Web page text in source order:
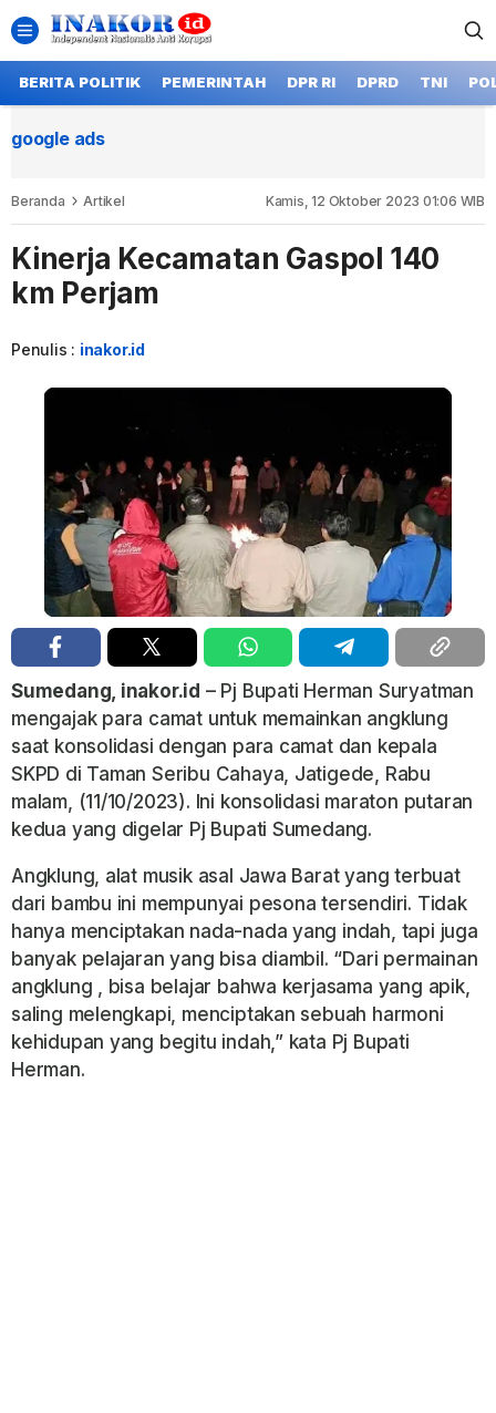
BERITA POLITIK PEMERINTAH DPR RI DPRD TNI
google ads
Beranda Artikel Kamis, 12 Oktober 2023 01:06 WIB
Kinerja Kecamatan Gaspol 140
km Perjam
Penulis : inakor.id
Sumedang, inakor.id – Pj Bupati Herman Suryatman
mengajak para camat untuk memainkan angklung
saat konsolidasi dengan para camat dan kepala
SKPD di Taman Seribu Cahaya, Jatigede, Rabu
malam, (11/10/2023). Ini konsolidasi maraton putaran
kedua yang digelar Pj Bupati Sumedang.
Angklung, alat musik asal Jawa Barat yang terbuat
dari bambu ini mempunyai pesona tersendiri. Tidak
hanya menciptakan nada-nada yang indah, tapi juga
banyak pelajaran yang bisa diambil. “Dari permainan
angklung , bisa belajar bahwa kerjasama yang apik,
saling melengkapi, menciptakan sebuah harmoni
kehidupan yang begitu indah,” kata Pj Bupati
Herman.